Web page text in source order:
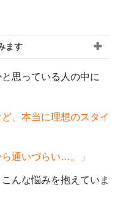
ます
思っている人の中に
、本当に理想のスタイ
通いづらい…。」
んな悩みを抱えていま